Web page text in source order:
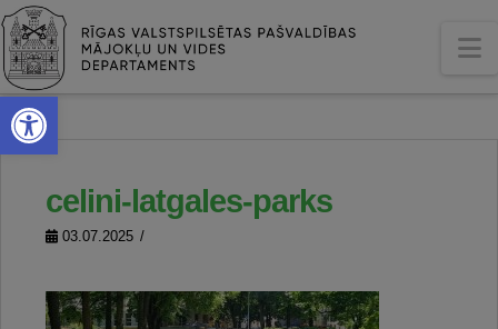
Open toolbar
celini-latgales-parks
03.07.2025